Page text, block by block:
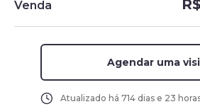
Venda
Agendar uma
Atualizado há 714 dias e 23